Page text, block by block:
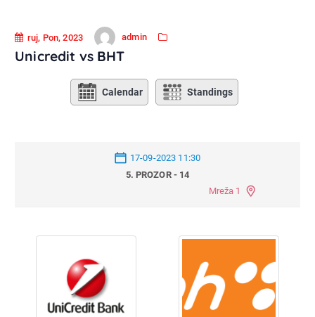
ruj, Pon, 2023 admin
Unicredit vs BHT
Calendar Standings
17-09-2023 11:30
5. PROZOR - 14
Mreža 1